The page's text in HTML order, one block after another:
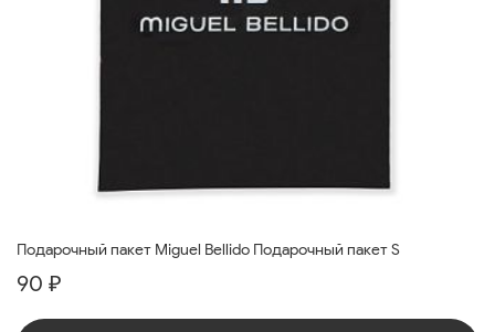
Подарочный пакет Miguel Bellido Подарочный пакет S
90 ₽